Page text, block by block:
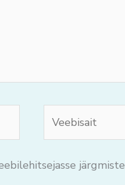
järgmiste